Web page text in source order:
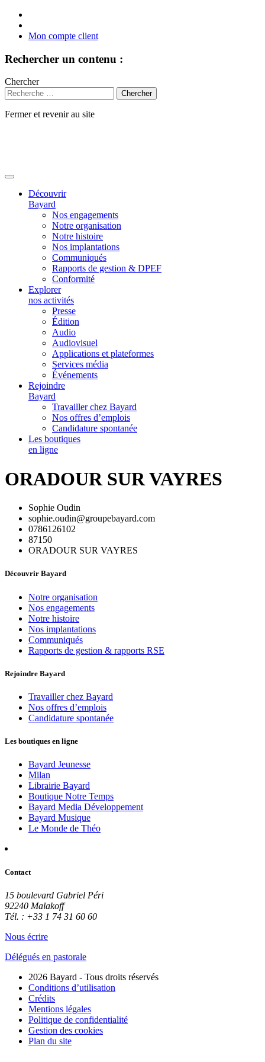
Mon compte client
Rechercher un contenu :
Chercher
Fermer et revenir au site
Découvrir
Bayard
Nos engagements
Notre organisation
Notre histoire
Nos implantations
Communiqués
Rapports de gestion & DPEF
Conformité
Explorer
nos activités
Presse
Édition
Audio
Audiovisuel
Applications et plateformes
Services média
Événements
Rejoindre
Bayard
Travailler chez Bayard
Nos offres d’emplois
Candidature spontanée
Les boutiques
en ligne
ORADOUR SUR VAYRES
Sophie Oudin
sophie.oudin@groupebayard.com
0786126102
87150
ORADOUR SUR VAYRES
Découvrir Bayard
Notre organisation
Nos engagements
Notre histoire
Nos implantations
Communiqués
Rapports de gestion & rapports RSE
Rejoindre Bayard
Travailler chez Bayard
Nos offres d’emplois
Candidature spontanée
Les boutiques en ligne
Bayard Jeunesse
Milan
Librairie Bayard
Boutique Notre Temps
Bayard Media Développement
Bayard Musique
Le Monde de Théo
Contact
15 boulevard Gabriel Péri
92240 Malakoff
Tél. : +33 1 74 31 60 60
Nous écrire
Délégués en pastorale
2026 Bayard - Tous droits réservés
Conditions d’utilisation
Crédits
Mentions légales
Politique de confidentialité
Gestion des cookies
Plan du site